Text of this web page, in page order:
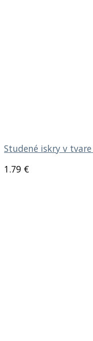
Studené iskry v
1.79 €